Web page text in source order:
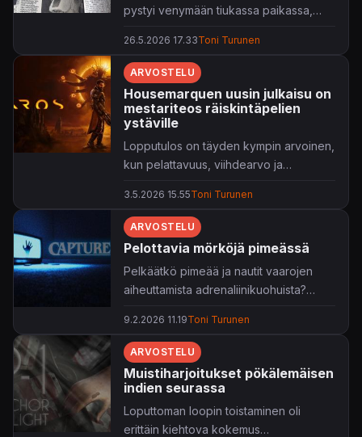
pystyi venymään tiukassa paikassa,
26.5.2026 17.33Toni Turunen
ARVOSTELU
Housemarquen uusin julkaisu on
mestariteos räiskintäpelien
ystäville
Lopputulos on täyden kympin arvoinen,
kun pelattavuus, viihdearvo ja
täydellisesti samalla sävelkorkeudella.
3.5.2026 15.55Toni Turunen
ARVOSTELU
Pelottavia mörköjä pimeässä
Pelkäätkö pimeää ja nautit vaarojen
aiheuttamista adrenaliinikuohuista?
9.2.2026 11.19Toni Turunen
ARVOSTELU
Muistiharjoitukset pökälemäisen
indien seurassa
Loputtoman loopin toistaminen oli
erittäin kiehtova kokemus